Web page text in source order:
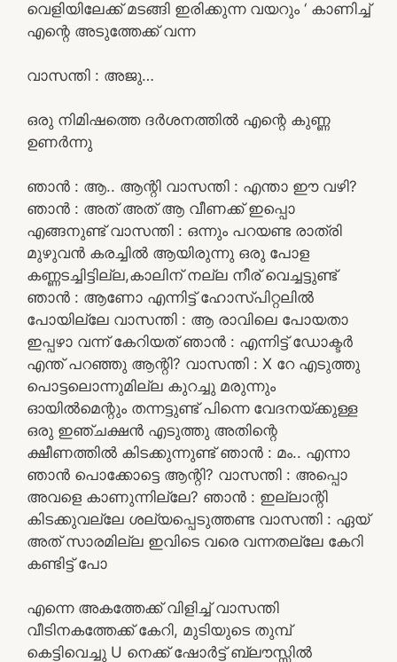
വെളിയിലേക്ക് മടങ്ങി ഇരിക്കുന്ന വയറും ‘ കാണിച്ച്
എന്റെ അടുത്തേക്ക് വന്ന
വാസന്തി : അജു…
ഒരു നിമിഷത്തെ ദർശനത്തിൽ എന്റെ കുണ്ണ
ഉണർന്നു
ഞാൻ : ആ.. ആന്റി വാസന്തി : എന്താ ഈ വഴി?
ഞാൻ : അത് അത് ആ വീണക്ക് ഇപ്പൊ
എങ്ങനുണ്ട് വാസന്തി : ഒന്നും പറയണ്ട രാത്രി
മുഴുവൻ കരച്ചിൽ ആയിരുന്നു ഒരു പോള
കണ്ണടച്ചിട്ടില്ല,കാലിന് നല്ല നീര് വെച്ചട്ടുണ്ട്
ഞാൻ : ആണോ എന്നിട്ട് ഹോസ്പിറ്റലിൽ
പോയില്ലേ വാസന്തി : ആ രാവിലെ പോയതാ
ഇപ്പഴാ വന്ന് കേറിയത് ഞാൻ : എന്നിട്ട് ഡോക്ടർ
എന്ത് പറഞ്ഞു ആന്റി? വാസന്തി : X റേ എടുത്തു
പൊട്ടലൊന്നുമില്ല കുറച്ചു മരുന്നും
ഓയിൽമെന്റും തന്നട്ടുണ്ട് പിന്നെ വേദനയ്ക്കുള്ള
ഒരു ഇഞ്ചക്ഷൻ എടുത്തു അതിന്റെ
ക്ഷീണത്തിൽ കിടക്കുന്നുണ്ട് ഞാൻ : മം.. എന്നാ
ഞാൻ പൊക്കോട്ടെ ആന്റി? വാസന്തി : അപ്പൊ
അവളെ കാണുന്നില്ലേ? ഞാൻ : ഇല്ലാന്റി
കിടക്കുവല്ലേ ശല്യപ്പെടുത്തണ്ട വാസന്തി : ഏയ്‌
അത് സാരമില്ല ഇവിടെ വരെ വന്നതല്ലേ കേറി
കണ്ടിട്ട് പോ
എന്നെ അകത്തേക്ക് വിളിച്ച് വാസന്തി
വീടിനകത്തേക്ക് കേറി, മുടിയുടെ തുമ്പ്
കെട്ടിവെച്ചു U നെക്ക് ഷോർട്ട് ബ്ലൗസ്സിൽ